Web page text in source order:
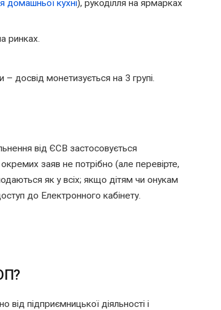
домашньої кухні), рукоділля на ярмарках
ринках.
– досвід монетизується на 3 групі.
від ЄСВ застосовується
заяв не потрібно (але перевірте,
як у всіх; якщо дітям чи онукам
до Електронного кабінету.
від підприємницької діяльності і